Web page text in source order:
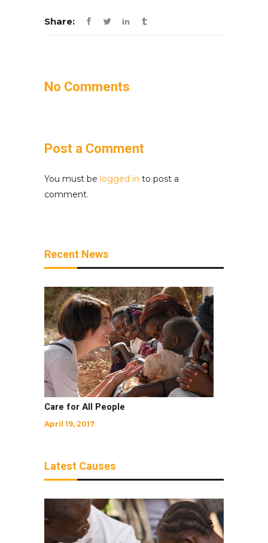
Share:
No Comments
Post a Comment
You must be logged in to post a
comment.
Recent News
Care for All People
April 19, 2017
Latest Causes